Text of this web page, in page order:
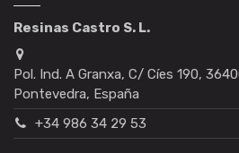
Resinas Castro S. L.
Pol. Ind. A Granxa, C/ Cíes 190,
Pontevedra, España
+34 986 34 29 53